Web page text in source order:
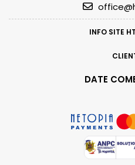
INFO SITE
DATE